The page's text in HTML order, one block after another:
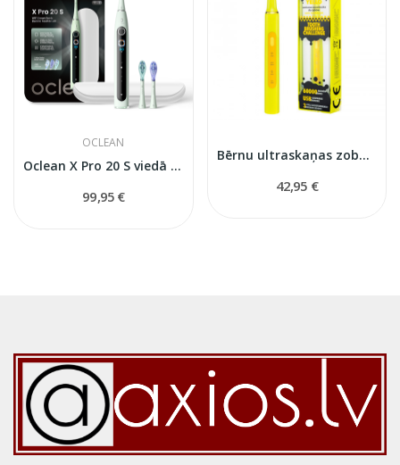
OCLEAN
Oclean X Pro 20 S viedā soniskā elektriskā zobu...
99,95 €
Bērnu ultraskaņas zobu birste Splash
42,95 €